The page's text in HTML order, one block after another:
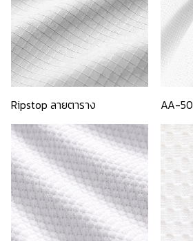
Ripstop ลายตาราง AA-50